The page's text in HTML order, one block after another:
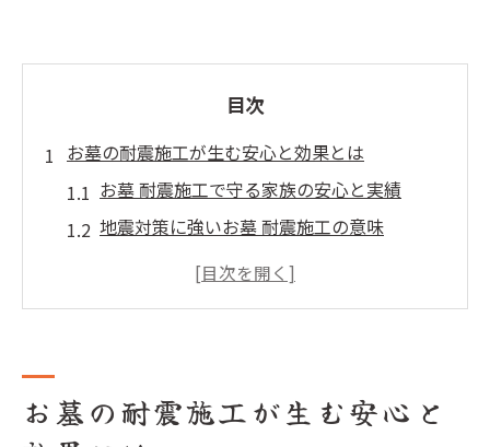
目次
お墓の耐震施工が生む安心と効果とは
お墓 耐震施工で守る家族の安心と実績
地震対策に強いお墓 耐震施工の意味
お墓 耐震施工の効果が発揮される場面
お墓 耐震施工の費用相場と選び方のコツ
お墓の耐震施工が生む安心と